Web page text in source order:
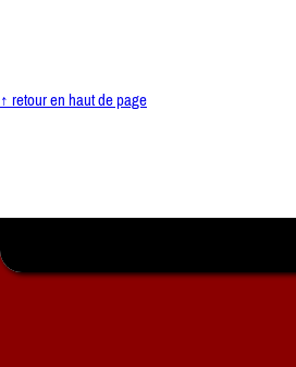
↑ retour en haut de page